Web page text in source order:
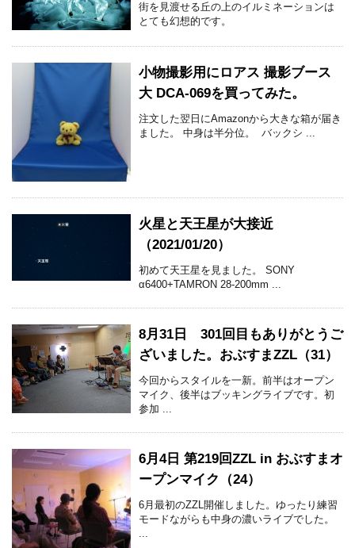
街を見渡せる丘の上のイルミネーションは
とても幻想的です。
小物撮影用にロアス 撮影ブース
大 DCA-069を買ってみた。
注文した翌日にAmazonから大きな箱が届き
ました。 中身は半分位。 バックシ ...
火星と天王星が大接近
（2021/01/20）
初めて天王星を見ました。 SONY
α6400+TAMRON 28-200mm ...
8月31日 301回目もありがとうご
ざいました。おぶすまZZL（31）
今回からスタイルを一新。前半はオープン
マイク、後半はブッキングライブです。初
参加 ...
6月4日 第219回ZZL in おぶすまオ
ープンマイク（24）
6月最初のZZL開催しました。ゆったり練習
モードながらも中身の濃いライブでした。